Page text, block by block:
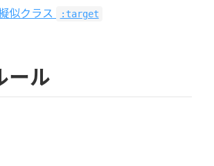
似クラス :target
ール